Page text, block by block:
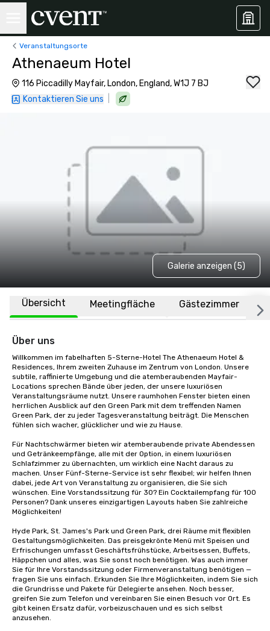
Veranstaltungsorte
Athenaeum Hotel
116 Piccadilly Mayfair, London, England, W1J 7 BJ
Kontaktieren Sie uns
Galerie anzeigen (5)
Übersicht Meetingfläche Gästezimmer
Über uns
Willkommen im fabelhaften 5-Sterne-Hotel The Athenaeum Hotel &
Residences, Ihrem zweiten Zuhause im Zentrum von London. Unsere
subtile, raffinierte Umgebung und die atemberaubenden Mayfair-
Locations sprechen Bände über jeden, der unsere luxuriösen
Veranstaltungsräume nutzt. Unsere raumhohen Fenster bieten einen
herrlichen Ausblick auf den Green Park mit dem treffenden Namen
Green Park, der zu jeder Tagesveranstaltung beiträgt. Die Menschen
fühlen sich wacher, glücklicher und wie zu Hause.
Für Nachtschwärmer bieten wir atemberaubende private Abendessen
und Getränkeempfänge, alle mit der Option, in einem luxuriösen
Schlafzimmer zu übernachten, um wirklich eine Nacht daraus zu
machen. Unser Fünf-Sterne-Service ist sehr flexibel; wir helfen Ihnen
dabei, jede Art von Veranstaltung zu organisieren, die Sie sich
wünschen. Eine Vorstandssitzung für 30? Ein Cocktailempfang für 100
Personen? Dank unseres einzigartigen Layouts haben Sie zahlreiche
Möglichkeiten!
Hyde Park, St. James's Park und Green Park, drei Räume mit flexiblen
Gestaltungsmöglichkeiten. Das preisgekrönte Menü mit Speisen und
Erfrischungen umfasst Geschäftsfrühstücke, Arbeitsessen, Buffets,
Häppchen und alles, was Sie sonst noch benötigen. Was auch immer
Sie für Ihre Vorstandssitzung oder Firmenveranstaltung benötigen —
fragen Sie uns einfach. Erkunden Sie Ihre Möglichkeiten, indem Sie sich
die Grundrisse und Pakete für Delegierte ansehen. Noch besser,
greifen Sie zum Telefon und vereinbaren Sie einen Besuch vor Ort. Es
gibt keinen Ersatz dafür, vorbeizuschauen und es sich selbst
anzusehen.